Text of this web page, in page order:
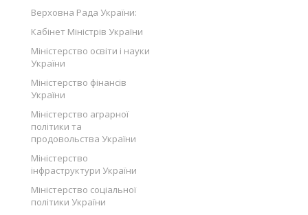
Верховна Рада України:
Кабінет Міністрів України
Міністерство освіти і науки
України
Міністерство фінансів
України
Міністерство аграрної
політики та
продовольства України
Міністерство
інфраструктури України
Міністерство соціальної
політики України